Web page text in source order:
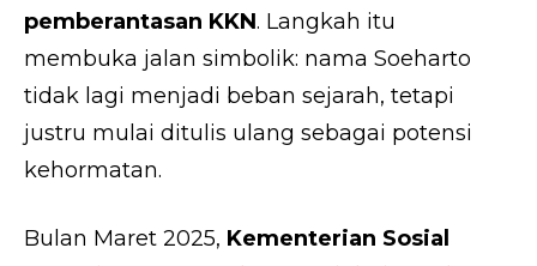
pemberantasan KKN. Langkah itu
membuka jalan simbolik: nama Soeharto
tidak lagi menjadi beban sejarah, tetapi
justru mulai ditulis ulang sebagai potensi
kehormatan.
Bulan Maret 2025, Kementerian Sosial